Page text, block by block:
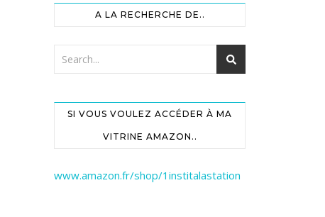
A LA RECHERCHE DE..
SI VOUS VOULEZ ACCÉDER À MA
VITRINE AMAZON..
www.amazon.fr/shop/1institalastation